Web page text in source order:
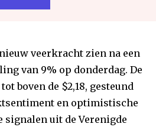
veerkracht zien na een
van 9% op donderdag. De
boven de $2,18, gesteund
en optimistische
uit de Verenigde